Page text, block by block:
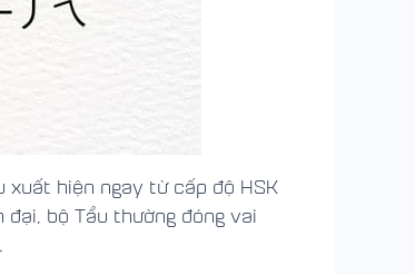
hiện ngay từ cấp độ HSK
bộ Tẩu thường đóng vai